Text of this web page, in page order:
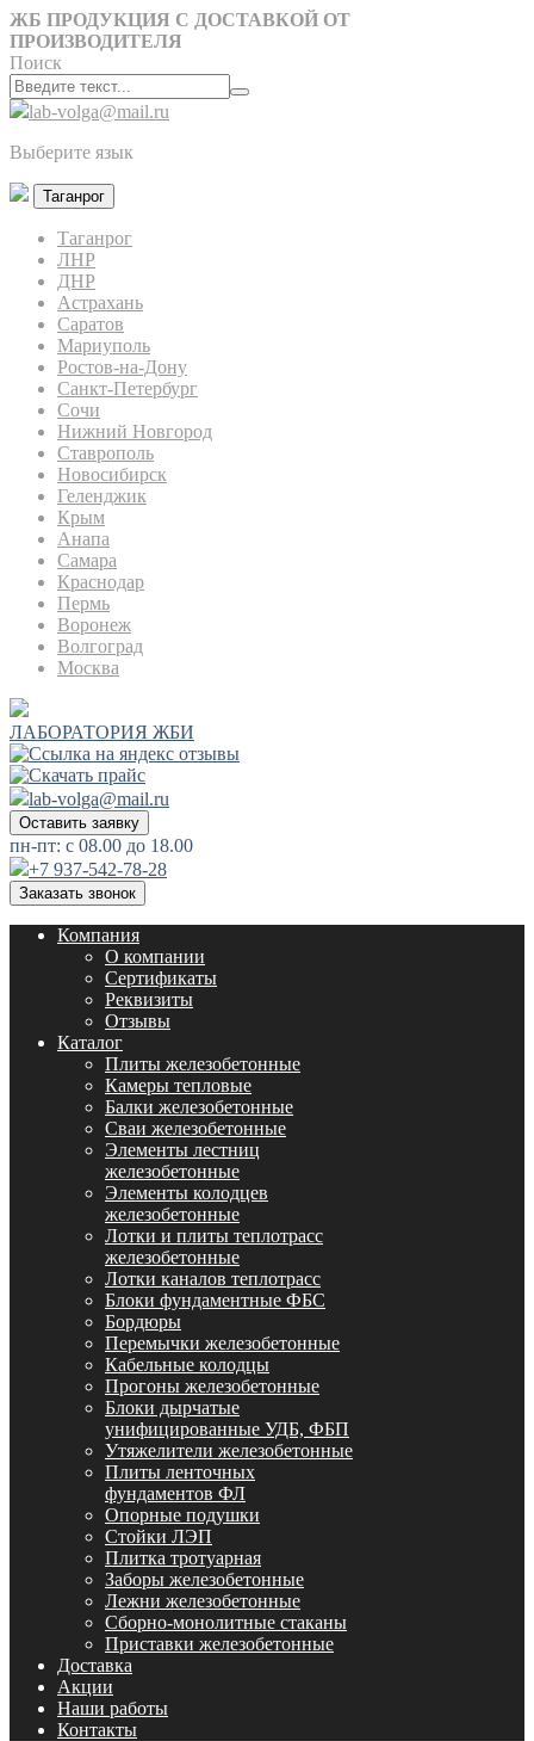
ЖБ ПРОДУКЦИЯ С ДОСТАВКОЙ ОТ
ПРОИЗВОДИТЕЛЯ
Поиск
lab-volga@mail.ru
Выберите язык
Таганрог
Таганрог
ЛНР
ДНР
Астрахань
Саратов
Мариуполь
Ростов-на-Дону
Санкт-Петербург
Сочи
Нижний Новгород
Ставрополь
Новосибирск
Геленджик
Крым
Анапа
Самара
Краснодар
Пермь
Воронеж
Волгоград
Москва
ЛАБОРАТОРИЯ ЖБИ
lab-volga@mail.ru
Оставить заявку
пн-пт: с 08.00 до 18.00
+7 937-542-78-28
Заказать звонок
Компания
О компании
Сертификаты
Реквизиты
Отзывы
Каталог
Плиты железобетонные
Камеры тепловые
Балки железобетонные
Сваи железобетонные
Элементы лестниц
железобетонные
Элементы колодцев
железобетонные
Лотки и плиты теплотрасс
железобетонные
Лотки каналов теплотрасс
Блоки фундаментные ФБС
Бордюры
Перемычки железобетонные
Кабельные колодцы
Прогоны железобетонные
Блоки дырчатые
унифицированные УДБ, ФБП
Утяжелители железобетонные
Плиты ленточных
фундаментов ФЛ
Опорные подушки
Стойки ЛЭП
Плитка тротуарная
Заборы железобетонные
Лежни железобетонные
Сборно-монолитные стаканы
Приставки железобетонные
Доставка
Акции
Наши работы
Контакты